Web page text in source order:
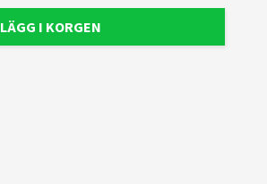
LÄGG I KORGEN